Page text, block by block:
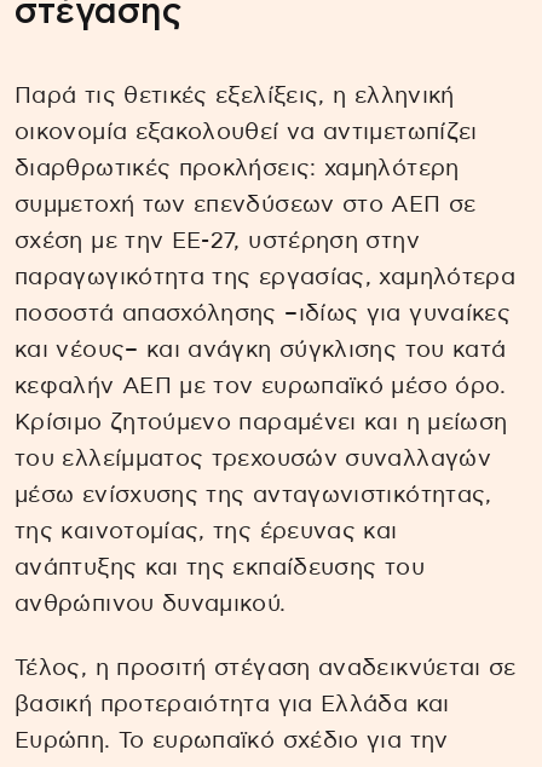
στέγασης
Παρά τις θετικές εξελίξεις, η ελληνική
οικονομία εξακολουθεί να αντιμετωπίζει
διαρθρωτικές προκλήσεις: χαμηλότερη
συμμετοχή των επενδύσεων στο ΑΕΠ σε
σχέση με την ΕΕ-27, υστέρηση στην
παραγωγικότητα της εργασίας, χαμηλότερα
ποσοστά απασχόλησης –ιδίως για γυναίκες
και νέους– και ανάγκη σύγκλισης του κατά
κεφαλήν ΑΕΠ με τον ευρωπαϊκό μέσο όρο.
Κρίσιμο ζητούμενο παραμένει και η μείωση
του ελλείμματος τρεχουσών συναλλαγών
μέσω ενίσχυσης της ανταγωνιστικότητας,
της καινοτομίας, της έρευνας και
ανάπτυξης και της εκπαίδευσης του
ανθρώπινου δυναμικού.
Τέλος, η προσιτή στέγαση αναδεικνύεται σε
βασική προτεραιότητα για Ελλάδα και
Ευρώπη. Το ευρωπαϊκό σχέδιο για την